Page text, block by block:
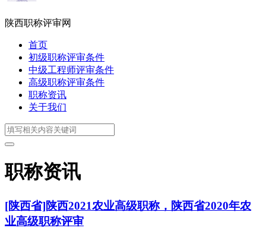
陕西职称评审网
首页
初级职称评审条件
中级工程师评审条件
高级职称评审条件
职称资讯
关于我们
职称资讯
[陕西省]陕西2021农业高级职称，陕西省2020年农
业高级职称评审